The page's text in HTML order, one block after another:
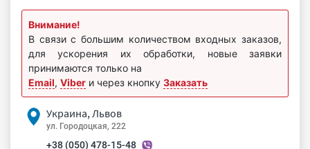
Внимание!
В связи с большим количеством входных заказов,
для ускорения их обработки, новые заявки
принимаются только на
Email, Viber и через кнопку Заказать
Украина, Львов
ул. Городоцкая, 222
+38 (050) 478-15-48